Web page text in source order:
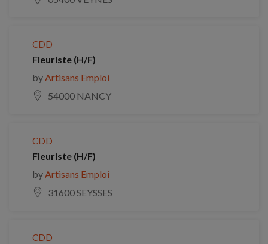
CDD
Fleuriste (H/F)
byArtisans Emploi
54000 NANCY
CDD
Fleuriste (H/F)
byArtisans Emploi
31600 SEYSSES
CDD